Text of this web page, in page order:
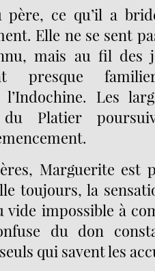
ce qu’il a
Elle ne se sent
mais au fil des
presque
Les
Platier
Marguerite est
toujours, la
vide impossible à
du don
qui savent les